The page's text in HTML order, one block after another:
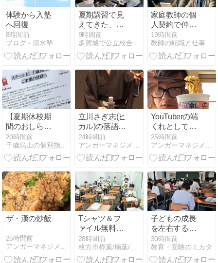
体験から入塾
へ回復
8時間前
ブログ - 清水塾
夏期講習で見
えてきた、伸
びる子と伸び
ない子の決定
的な違い」
9時間前
多賀城で公立校合格と成績アップの学習塾 進学教室スタディ
家庭教師の個
人契約で仲介
料を節約する
5つの手段、
費用別に整理
19時間前
教師の転職と仕事の本音
【夏期休校期
間のおしら
せ】
20時間前
立川さぎ志(ヒ
カル)の落語
全部聞いちゃ
ったよね
24時間前
YouTuberの端
くれとしては
やらないわけ
にはいかない
笑
25時間前
ザ・漢の炒飯
25時間前
Tシャツ＆フ
ァイル無料配
布！15周年記
念「ありがと
うございま
28時間前
枚方市樟葉/楠葉/くずはの塾・教室：学志館くずは本校・美咲校
子どもの成長
を左右する環
境のチカラ
30時間前
教育・受験のミカタ